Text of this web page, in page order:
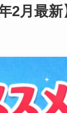
2月最新